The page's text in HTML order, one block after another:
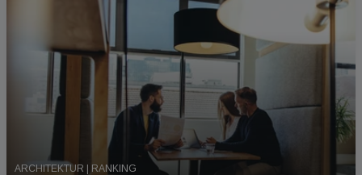
ARCHITEKTUR | RANKING